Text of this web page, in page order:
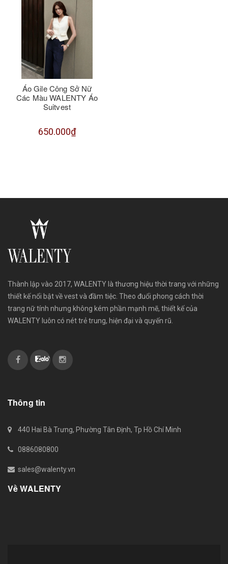
Áo Gile Công Sở Nữ
Các Màu WALENTY Áo
Suitvest
650.000₫
Thành lập vào 2017, WALENTY là thương hiệu thời trang với những
thiết kế nổi bật về vest và đầm tiệc. Theo đuổi phong cách thời
trang nữ tính nhưng không kém phần mạnh mẽ, thiết kế của
WALENTY luôn có nét trẻ trung, hiện đại và quyến rũ.
Thông tin
440 Hai Bà Trưng, Phường Tân Định, Tp Hồ Chí Minh
0886080800
sales@walenty.vn
Về WALENTY